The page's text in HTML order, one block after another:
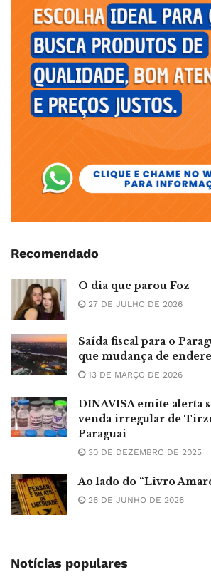
Recomendado
O dia que parou Foz
27 DE JULHO DE 2026
Saída fiscal para o
que mudança de
13 DE MARÇO DE 2026
DINAVISA emite alerta
venda irregular de
Paraguai
30 DE DEZEMBRO DE 2025
Ao lado do “Livro
26 DE JUNHO DE 2026
Notícias populares